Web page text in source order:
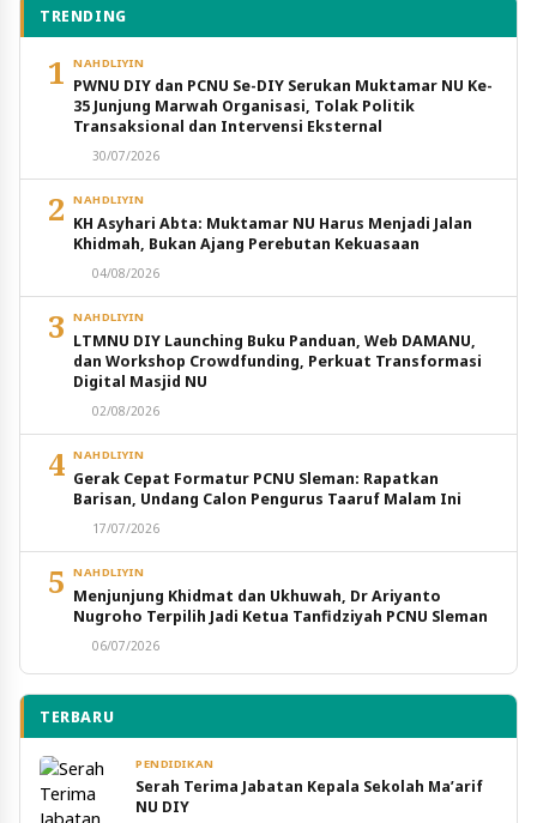
TRENDING
1 NAHDLIYIN
PWNU DIY dan PCNU Se-DIY Serukan Muktamar NU Ke-
35 Junjung Marwah Organisasi, Tolak Politik
Transaksional dan Intervensi Eksternal
30/07/2026
2 NAHDLIYIN
KH Asyhari Abta: Muktamar NU Harus Menjadi Jalan
Khidmah, Bukan Ajang Perebutan Kekuasaan
04/08/2026
3 NAHDLIYIN
LTMNU DIY Launching Buku Panduan, Web DAMANU,
dan Workshop Crowdfunding, Perkuat Transformasi
Digital Masjid NU
02/08/2026
4 NAHDLIYIN
Gerak Cepat Formatur PCNU Sleman: Rapatkan
Barisan, Undang Calon Pengurus Taaruf Malam Ini
17/07/2026
5 NAHDLIYIN
Menjunjung Khidmat dan Ukhuwah, Dr Ariyanto
Nugroho Terpilih Jadi Ketua Tanfidziyah PCNU Sleman
06/07/2026
TERBARU
PENDIDIKAN
Serah Terima Jabatan Kepala Sekolah Ma’arif
NU DIY